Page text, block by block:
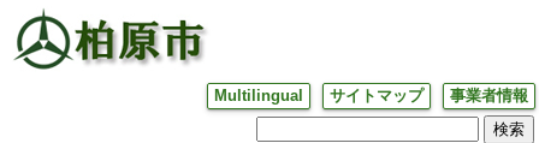
Multilingual サイトマップ 事業者情報